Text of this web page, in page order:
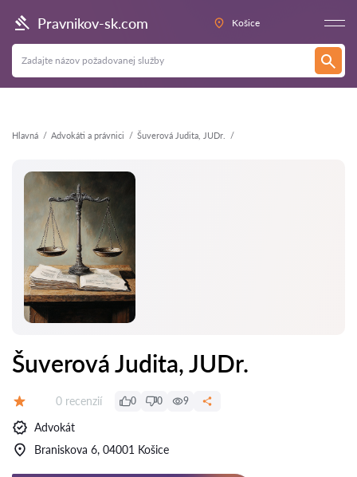
Pravnikov-sk.com Košice
Hlavná Аdvokáti a právnici Šuverová Judita, JUDr.
Späť
Šuverová Judita, JUDr.
Recenzií:
0 recenzií 0 0 9
Advokát
Braniskova 6, 04001 Košice